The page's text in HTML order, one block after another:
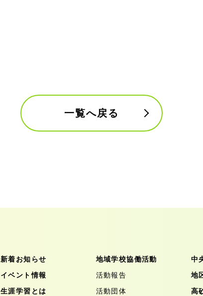
一覧へ戻る
新着お知らせ
イベント情報
生涯学習とは
地域学校協働活動
活動報告
活動団体
中
地
高